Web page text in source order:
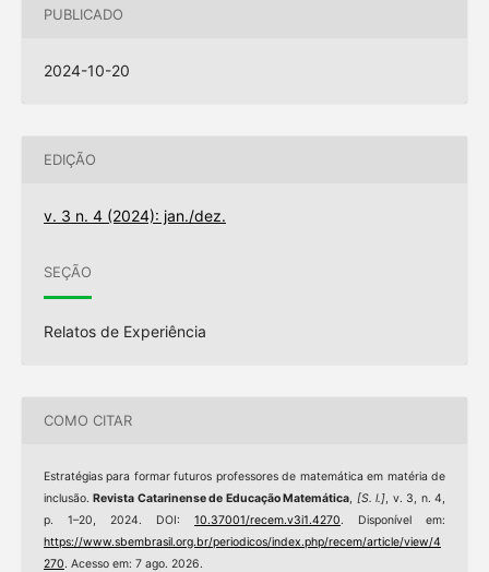
PUBLICADO
2024-10-20
EDIÇÃO
v. 3 n. 4 (2024): jan./dez.
SEÇÃO
Relatos de Experiência
COMO CITAR
Estratégias para formar futuros professores de matemática em matéria de
inclusão.Revista Catarinense de Educação Matemática, [S. l.], v. 3, n. 4,
p. 1–20, 2024. DOI:10.37001/recem.v3i1.4270. Disponível em:
https://www.sbembrasil.org.br/periodicos/index.php/recem/article/view/4
270. Acesso em: 7 ago. 2026.